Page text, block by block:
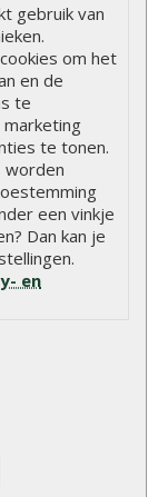
gebruik van
om het
en de
te
te tonen.
worden
een vinkje
Dan kan je
en